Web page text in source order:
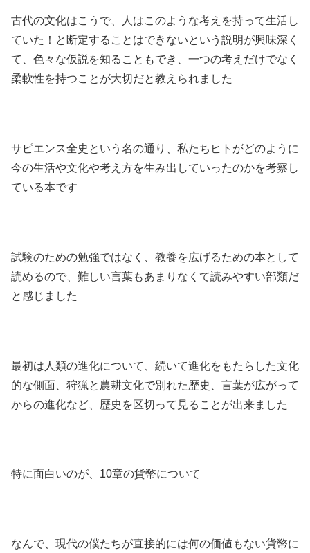
古代の文化はこうで、人はこのような考えを持って生活し
ていた！と断定することはできないという説明が興味深く
て、色々な仮説を知ることもでき、一つの考えだけでなく
柔軟性を持つことが大切だと教えられました
サピエンス全史という名の通り、私たちヒトがどのように
今の生活や文化や考え方を生み出していったのかを考察し
ている本です
試験のための勉強ではなく、教養を広げるための本として
読めるので、難しい言葉もあまりなくて読みやすい部類だ
と感じました
最初は人類の進化について、続いて進化をもたらした文化
的な側面、狩猟と農耕文化で別れた歴史、言葉が広がって
からの進化など、歴史を区切って見ることが出来ました
特に面白いのが、10章の貨幣について
なんで、現代の僕たちが直接的には何の価値もない貨幣に